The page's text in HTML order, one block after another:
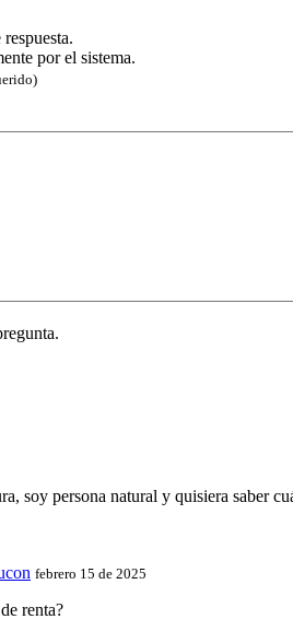
por el sistema.
soy persona natural y quisiera saber
febrero 15 de 2025
renta?